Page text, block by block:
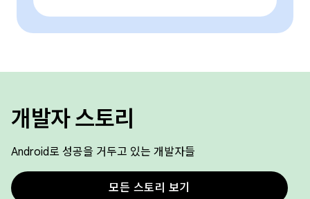
개발자 스토리
Android로 성공을 거두고 있는 개발자들
모든 스토리 보기